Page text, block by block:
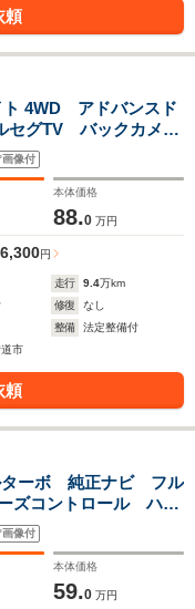
頼
ト 4WD アドバンスド
セグTV バックカメ
ントロール レザー
ト RAYS19インチ
画像付
本体価格
88.0 万円
円
走行 9.4万km
修復
なし
整備
法定整備付
市
頼
ターボ 純正ナビ フル
ズコントロール ハー
ランスソナー 衝突
LEDヘッドライ
画像付
本体価格
59.0 万円